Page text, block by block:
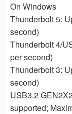
On Windows
Thunderbolt 5:
second)
Thunderbolt 4/
per second)
Thunderbolt 3:
second)
USB3.2
supported;